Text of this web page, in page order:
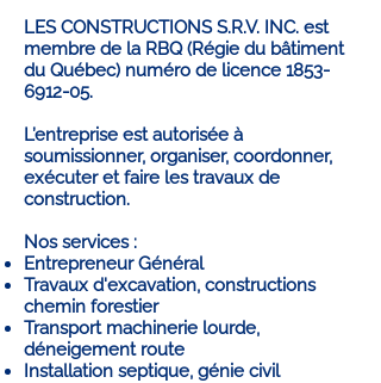
LES CONSTRUCTIONS S.R.V. INC. est
membre de la RBQ (Régie du bâtiment
du Québec) numéro de licence 1853-
6912-05.
L’entreprise est autorisée à
soumissionner, organiser, coordonner,
exécuter et faire les travaux de
construction.
Nos services :
Entrepreneur Général
Travaux d'excavation, constructions
chemin forestier
Transport machinerie lourde,
déneigement route
Installation septique, génie civil